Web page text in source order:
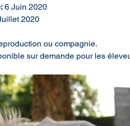
6 Juin 2020
2020
ou compagnie.
sur demande pour les